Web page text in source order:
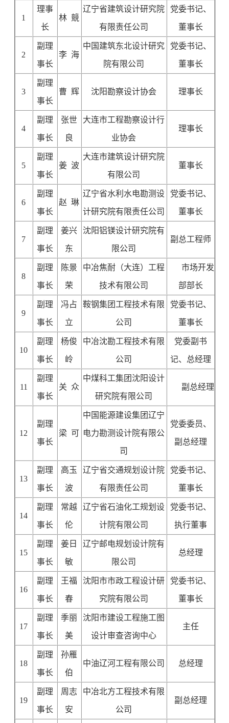
1
理事
长
林 競
辽宁省建筑设计研究院
有限责任公司
党委书记、
董事长
2
副理
事长
李 海
中国建筑东北设计研究
院有限公司
党委书记、
董事长
3
副理
事长
曹 辉 沈阳勘察设计协会 理事长
4
副理
事长
张世
良
大连市工程勘察设计行
业协会
理事长
5
副理
事长
姜 波
大连市建筑设计研究院
有限公司
董事长
6
副理
事长
赵 琳
辽宁省水利水电勘测设
计研究院有限责任公司
党委书记、
董事长
7
副理
事长
姜兴
东
沈阳铝镁设计研究院有
限公司
副总工程师
8
副理
事长
陈景
荣
中冶焦耐（大连）工程
技术有限公司
市场开发
部部长
9
副理
事长
冯占
立
鞍钢集团工程技术有限
公司
党委书记、
董事长
10
副理
事长
杨俊
岭
中冶沈勘工程技术有限
公司
党委副书
记、总经理
11
副理
事长
关 众
中煤科工集团沈阳设计
研究院有限公司
副总经理
12
副理
事长
梁 可
中国能源建设集团辽宁
电力勘测设计院有限公
司
党委委员、
副总经理
13
副理
事长
高玉
波
辽宁省交通规划设计院
有限责任公司
党委书记、
董事长
14
副理
事长
常越
伦
辽宁省石油化工规划设
计院有限公司
党委书记、
执行董事
15
副理
事长
姜日
敏
辽宁邮电规划设计院有
限公司
总经理
16
副理
事长
王福
春
沈阳市市政工程设计研
究院有限公司
党委书记、
董事长
17
副理
事长
季丽
美
沈阳市建设工程施工图
设计审查咨询中心
主任
18
副理
事长
孙雁
伯
中油辽河工程有限公司 总经理
19
副理
事长
周志
安
中冶北方工程技术有限
公司
副总经理